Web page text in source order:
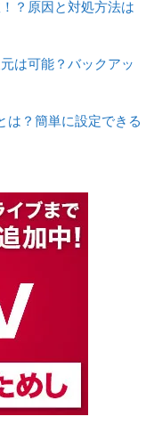
？原因と対処方法は
は可能？バックアッ
は？簡単に設定できる